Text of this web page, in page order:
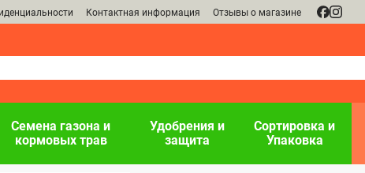
Контактная информация Отзывы о магазине
Семена газона и
кормовых трав
Удобрения и
защита
Сортировка и
Упаковка